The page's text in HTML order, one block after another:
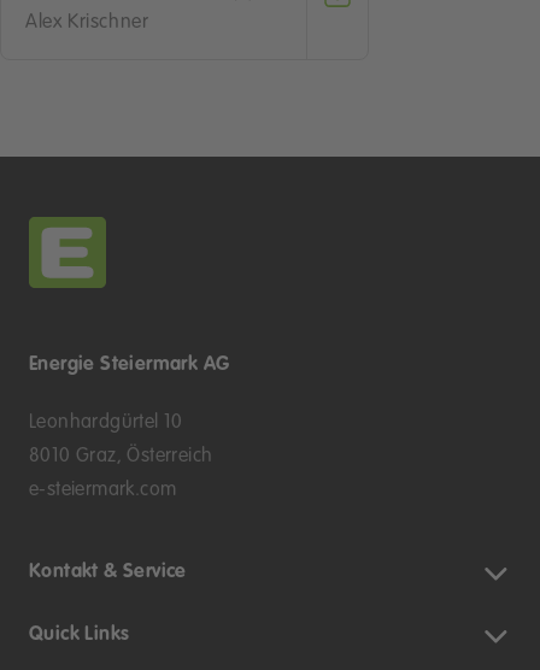
Alex Krischner
Energie Steiermark AG
Leonhardgürtel 10
8010 Graz, Österreich
e-steiermark.com
Kontakt & Service
Quick Links